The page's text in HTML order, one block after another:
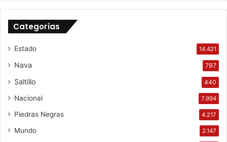
Categorías
Estado 14.421
Nava 797
Saltillo 440
Nacional 7.994
Piedras Negras 4.217
Mundo 2.147